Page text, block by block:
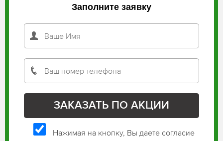
Заполните заявку
Нажимая на кнопку, Вы даете согласие